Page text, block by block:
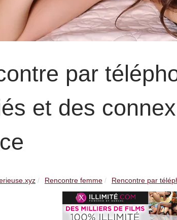
par
et des
Rencontre femme Rencontre par